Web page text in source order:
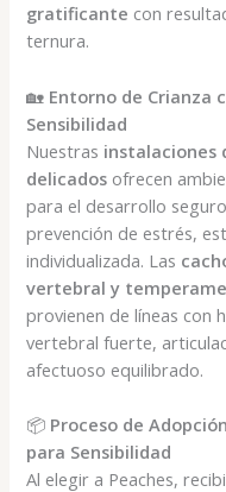
gratificante con
ternura.
🏡 Entorno de Crianza
Sensibilidad
Nuestras instalaciones
delicados ofrecen
para el desarrollo
prevención de estrés,
individualizada. Las
vertebral y
provienen de líneas con
vertebral fuerte,
afectuoso equilibrado.
📦 Proceso de
para Sensibilidad
Al elegir a Peaches,